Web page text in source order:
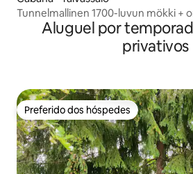
Tunnelmallinen 1700-luvun mökki +
Aluguel por
privativos
Preferido dos hóspedes
Preferido dos hóspedes